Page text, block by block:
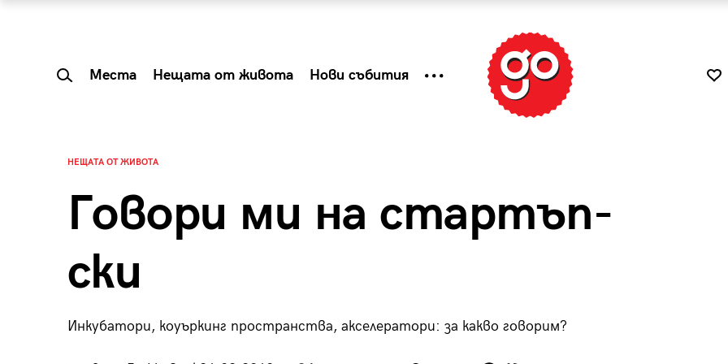
Места Нещата от живота Нови събития
НЕЩАТА ОТ ЖИВОТА
Говори ми на стартъп-
ски
Инкубатори, коуъркинг пространства, акселератори: за какво говорим?
Summer Prelude: как
Tender is the Wine – Какво